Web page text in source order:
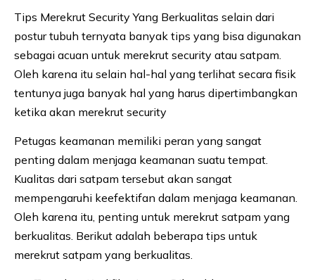
Tips Merekrut Security Yang Berkualitas selain dari
postur tubuh ternyata banyak tips yang bisa digunakan
sebagai acuan untuk merekrut security atau satpam.
Oleh karena itu selain hal-hal yang terlihat secara fisik
tentunya juga banyak hal yang harus dipertimbangkan
ketika akan merekrut security
Petugas keamanan memiliki peran yang sangat
penting dalam menjaga keamanan suatu tempat.
Kualitas dari satpam tersebut akan sangat
mempengaruhi keefektifan dalam menjaga keamanan.
Oleh karena itu, penting untuk merekrut satpam yang
berkualitas. Berikut adalah beberapa tips untuk
merekrut satpam yang berkualitas.